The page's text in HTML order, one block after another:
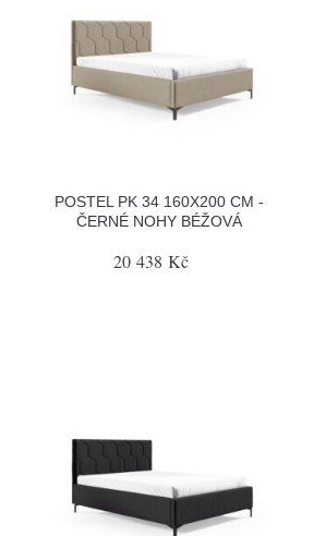
POSTEL PK 34 160X200 CM -
ČERNÉ NOHY BÉŽOVÁ
20 438 Kč